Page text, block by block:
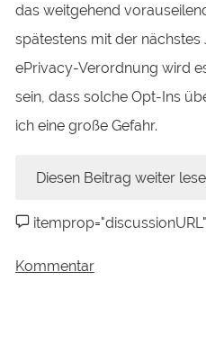
das weitgehend
spätestens mit der
ePrivacy-Verordnung wird
sein, dass solche Opt-Ins
ich eine große Gefahr.
Diesen Beitrag weiter
itemprop="discussionURL"
Kommentar